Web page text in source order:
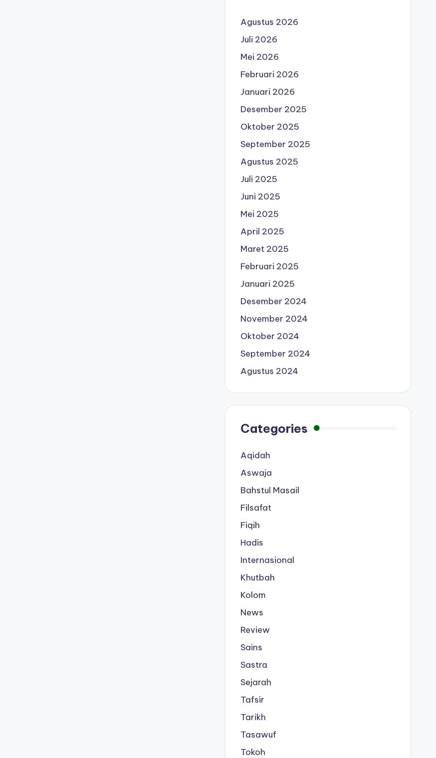
Agustus 2026
Juli 2026
Mei 2026
Februari 2026
Januari 2026
Desember 2025
Oktober 2025
September 2025
Agustus 2025
Juli 2025
Juni 2025
Mei 2025
April 2025
Maret 2025
Februari 2025
Januari 2025
Desember 2024
November 2024
Oktober 2024
September 2024
Agustus 2024
Categories
Aqidah
Aswaja
Bahstul Masail
Filsafat
Fiqih
Hadis
Internasional
Khutbah
Kolom
News
Review
Sains
Sastra
Sejarah
Tafsir
Tarikh
Tasawuf
Tokoh